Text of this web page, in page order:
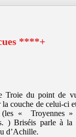
****+
Troie du point de
couche de celui-ci
(les « Troyennes
) Briséis parle à la
d’Achille.